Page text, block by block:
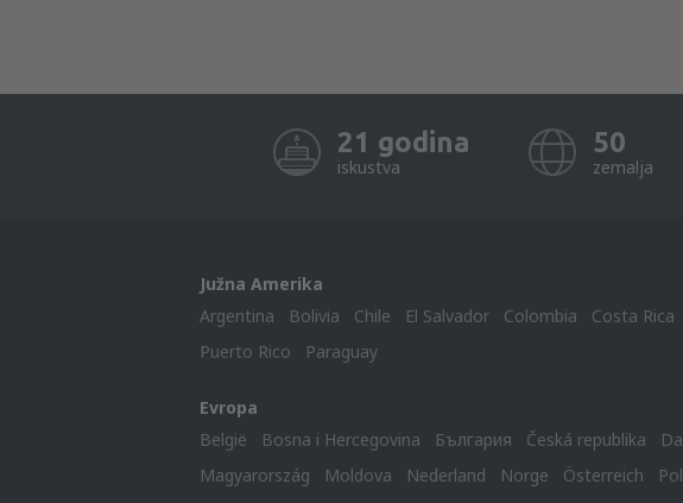
21 godina
iskustva
50
zemalja
Južna Amerika
Argentina
Bolivia Chile El Salvador Colombia Costa Rica
Puerto Rico
Paraguay
Evropa
België
Bosna i Hercegovina България Česká republika
Magyarország
Moldova Nederland Norge Österreich